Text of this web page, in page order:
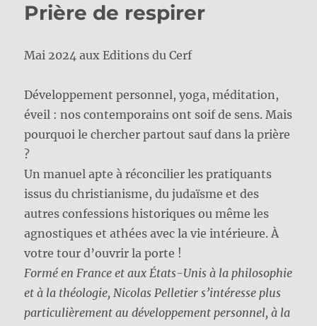
Prière de respirer
Mai 2024 aux Editions du Cerf
Développement personnel, yoga, méditation,
éveil : nos contemporains ont soif de sens. Mais
pourquoi le chercher partout sauf dans la prière
?
Un manuel apte à réconcilier les pratiquants
issus du christianisme, du judaïsme et des
autres confessions historiques ou même les
agnostiques et athées avec la vie intérieure. À
votre tour d’ouvrir la porte !
Formé en France et aux États-Unis à la philosophie
et à la théologie, Nicolas Pelletier s’intéresse plus
particulièrement au développement personnel, à la